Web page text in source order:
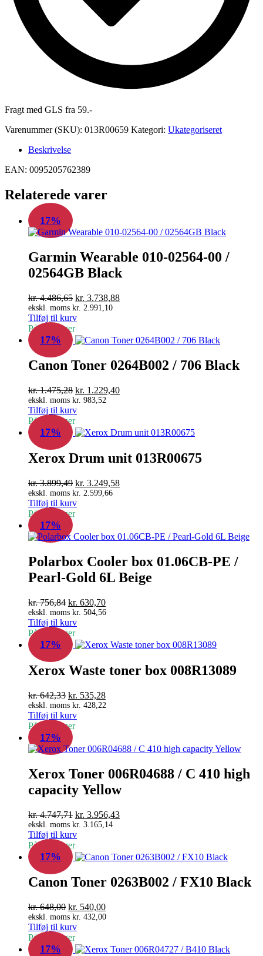
Fragt med GLS fra 59.-
Varenummer (SKU): 013R00659 Kategori: Ukategoriseret
Beskrivelse
EAN: 0095205762389
Relaterede varer
17%
Garmin Wearable 010-02564-00 /
02564GB Black
kr.4.486,65 Den
oprindelige
pris
var:
kr. 4.486,65.
kr. 3.738,88Den
kr. 3.738,88.
ekskl. moms kr. 2.991,10
Tilføj til kurv
På fjernlager
17%
Canon Toner 0264B002 / 706 Black
kr.1.475,28 Den
oprindelige
pris
var:
kr. 1.475,28.
kr. 1.229,40Den
kr. 1.229,40.
ekskl. moms kr. 983,52
Tilføj til kurv
På fjernlager
17%
Xerox Drum unit 013R00675
kr.3.899,49 Den
oprindelige
pris
var:
kr. 3.249,58Den
ekskl. moms kr. 2.599,66
Tilføj til kurv
På fjernlager
17%
Polarbox Cooler box 01.06CB-PE /
Pearl-Gold 6L Beige
kr.756,84 Den
oprindelige
pris
var:
kr. 756,84.
kr. 630,70Den
aktuelle
kr. 630,70.
ekskl. moms kr. 504,56
Tilføj til kurv
På fjernlager
17%
Xerox Waste toner box 008R13089
kr.642,33 Den
oprindelige
pris
var:
kr. 642,33.
kr. 535,28Den
aktuelle
ekskl. moms kr. 428,22
Tilføj til kurv
På fjernlager
17%
Xerox Toner 006R04688 / C 410 high
capacity Yellow
kr.4.747,71 Den
oprindelige
pris
var:
kr. 4.747,71.
kr. 3.956,43Den
kr. 3.956,43.
ekskl. moms kr. 3.165,14
Tilføj til kurv
På fjernlager
17%
Canon Toner 0263B002 / FX10 Black
kr.648,00 Den
oprindelige
pris
var:
kr. 648,00.
kr. 540,00Den
aktuelle
kr. 540,00.
ekskl. moms kr. 432,00
Tilføj til kurv
På fjernlager
17%